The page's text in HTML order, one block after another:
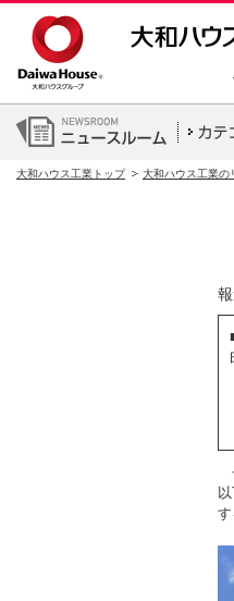
大和ハウス工業トップ 大和ハウス工業の
す